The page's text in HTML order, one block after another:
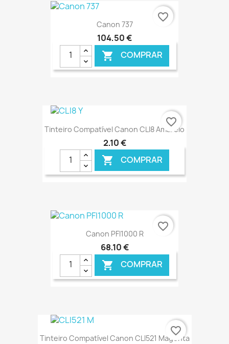
€ ONLINE
Canon 737
104,50 €
 COMPRAR
€ ONLINE
favorite_border
Tinteiro Compatível Canon CLI8 Amarelo
2,10 €
 COMPRAR
€ ONLINE
favorite_border
Canon PFI1000 R
68,10 €
 COMPRAR
€ ONLINE
favorite_border
Tinteiro Compatível Canon CLI521 Magenta
favorite_border